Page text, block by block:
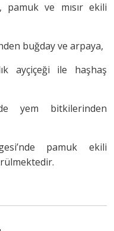
pamuk ve mısır ekili
buğday ve arpaya,
ayçiçeği ile haşhaş
yem bitkilerinden
pamuk ekili